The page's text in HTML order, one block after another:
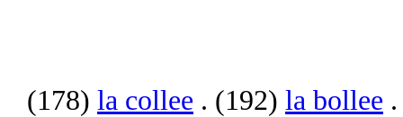
(178) la collee . (192) la bollee